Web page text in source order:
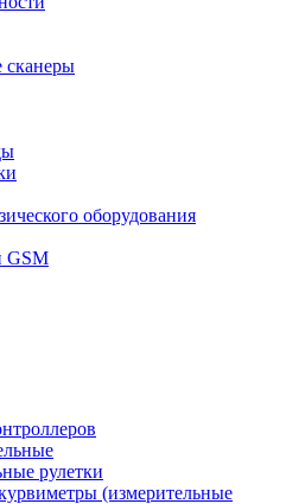
сканеры
оборудования
GSM
рулетки
(измерительные